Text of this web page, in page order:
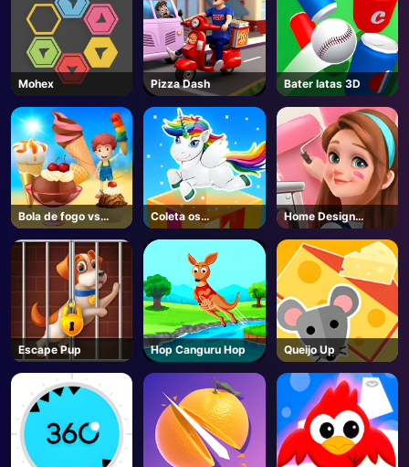
Mohex Pizza Dash Bater latas 3D
Bola de fogo vs
sorvete
Coleta os
presentes de Natal
Home Design
Sonhador
Escape Pup Hop Canguru Hop Queijo Up